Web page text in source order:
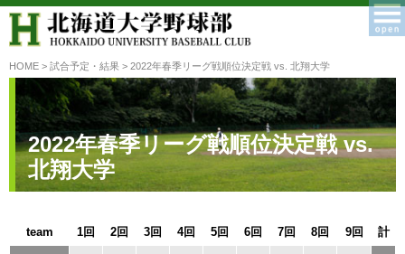
HOME > 試合予定・結果 > 2022年春季リーグ戦順位決定戦 vs. 北翔大学
2022年春季リーグ戦順位決定戦 vs.
北翔大学
team 1回 2回 3回 4回 5回 6回 7回 8回 9回 計